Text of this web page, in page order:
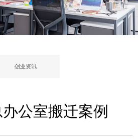
创业资讯
公室搬迁案例